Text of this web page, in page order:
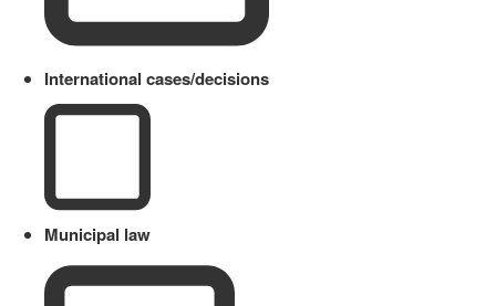
International cases/decisions
Municipal law